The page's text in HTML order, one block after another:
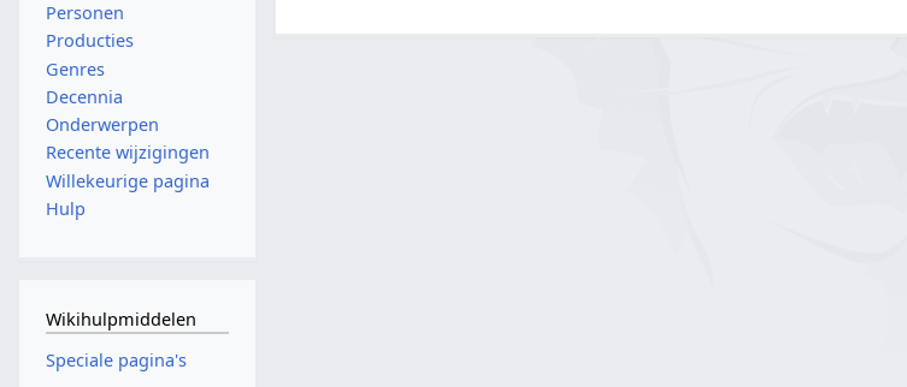
Personen
Producties
Genres
Decennia
Onderwerpen
Recente wijzigingen
Willekeurige pagina
Hulp
Wikihulpmiddelen
Speciale pagina's